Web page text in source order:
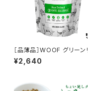
［品薄品］WOOF グリーン
ドマッスル (緑イ貝) トリー
g
¥2,640